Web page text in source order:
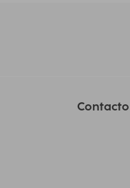
Contacto